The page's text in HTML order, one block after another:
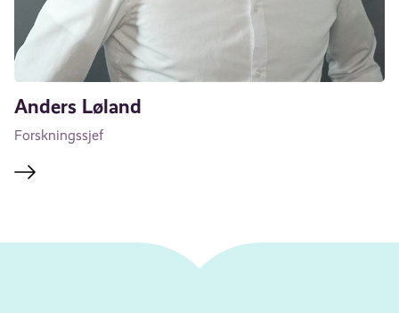
Anders Løland
Forskningssjef